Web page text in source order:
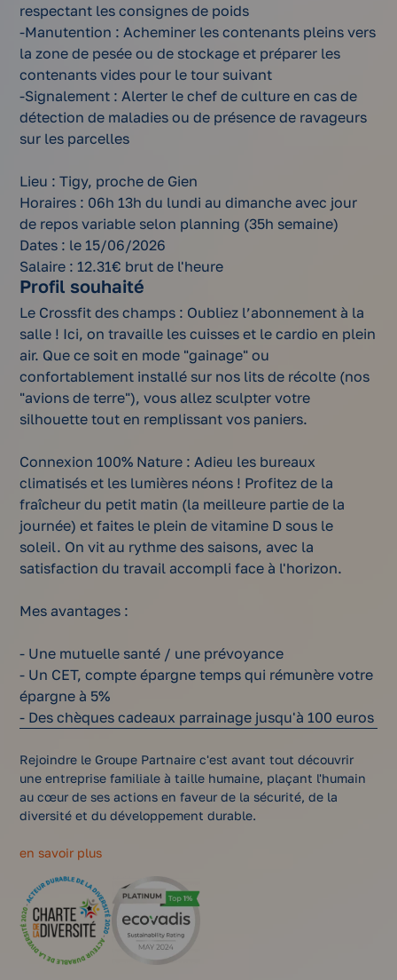
respectant les consignes de poids
-Manutention : Acheminer les contenants pleins vers
la zone de pesée ou de stockage et préparer les
contenants vides pour le tour suivant
-Signalement : Alerter le chef de culture en cas de
détection de maladies ou de présence de ravageurs
sur les parcelles
Lieu : Tigy, proche de Gien
Horaires : 06h 13h du lundi au dimanche avec jour
de repos variable selon planning (35h semaine)
Dates : le 15/06/2026
Salaire : 12.31€ brut de l'heure
Profil souhaité
Le Crossfit des champs : Oubliez l’abonnement à la
salle ! Ici, on travaille les cuisses et le cardio en plein
air. Que ce soit en mode "gainage" ou
confortablement installé sur nos lits de récolte (nos
"avions de terre"), vous allez sculpter votre
silhouette tout en remplissant vos paniers.
Connexion 100% Nature : Adieu les bureaux
climatisés et les lumières néons ! Profitez de la
fraîcheur du petit matin (la meilleure partie de la
journée) et faites le plein de vitamine D sous le
soleil. On vit au rythme des saisons, avec la
satisfaction du travail accompli face à l'horizon.
Mes avantages :
- Une mutuelle santé / une prévoyance
- Un CET, compte épargne temps qui rémunère votre
épargne à 5%
- Des chèques cadeaux parrainage jusqu'à 100 euros
Rejoindre le Groupe Partnaire c'est avant tout découvrir
une entreprise familiale à taille humaine, plaçant l'humain
au cœur de ses actions en faveur de la sécurité, de la
diversité et du développement durable.
en savoir plus